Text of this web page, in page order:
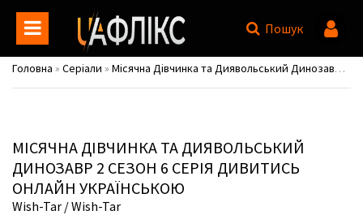
Пошук
Головна » Серіали » Місячна Дівчинка та Диявольський Динозавр / Marvel's Moon Girl and Devil Dinosaur
МІСЯЧНА ДІВЧИНКА ТА ДИЯВОЛЬСЬКИЙ
ДИНОЗАВР 2 СЕЗОН 6 СЕРІЯ ДИВИТИСЬ
ОНЛАЙН УКРАЇНСЬКОЮ
Wish-Tar / Wish-Tar